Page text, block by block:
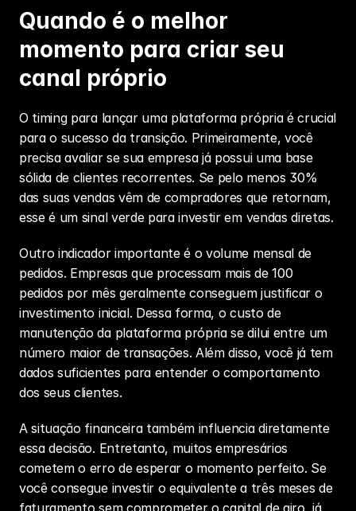
Quando é o melhor
momento para criar seu
canal próprio
O timing para lançar uma plataforma própria é crucial
para o sucesso da transição. Primeiramente, você
precisa avaliar se sua empresa já possui uma base
sólida de clientes recorrentes. Se pelo menos 30%
das suas vendas vêm de compradores que retornam,
esse é um sinal verde para investir em vendas diretas.
Outro indicador importante é o volume mensal de
pedidos. Empresas que processam mais de 100
pedidos por mês geralmente conseguem justificar o
investimento inicial. Dessa forma, o custo de
manutenção da plataforma própria se dilui entre um
número maior de transações. Além disso, você já tem
dados suficientes para entender o comportamento
dos seus clientes.
A situação financeira também influencia diretamente
essa decisão. Entretanto, muitos empresários
cometem o erro de esperar o momento perfeito. Se
você consegue investir o equivalente a três meses de
faturamento sem comprometer o capital de giro, já